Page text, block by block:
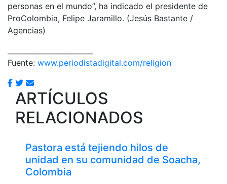
personas en el mundo”, ha indicado el presidente de
ProColombia, Felipe Jaramillo. (Jesús Bastante /
Agencias)
Fuente: www.periodistadigital.com/religion
ARTÍCULOS
RELACIONADOS
Pastora está tejiendo hilos de
unidad en su comunidad de Soacha,
Colombia